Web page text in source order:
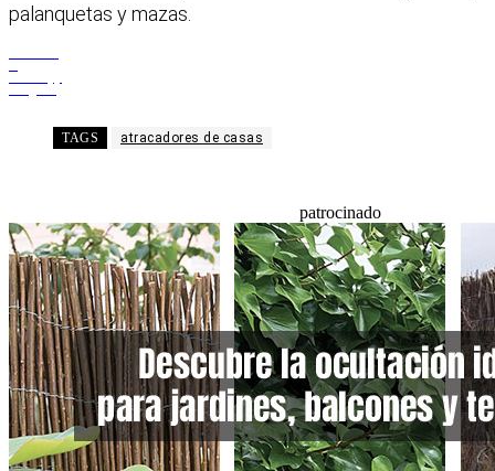
palanquetas y mazas.
TAGS atracadores de casas
patrocinado